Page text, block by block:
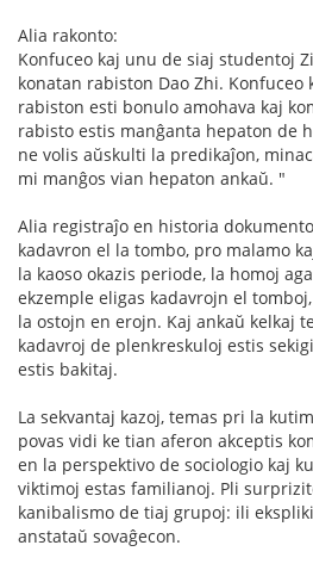
Alia rakonto:
Konfuceo kaj unu de siaj studentoj
konatan rabiston Dao Zhi. Konfuceo
rabiston esti bonulo amohava kaj
rabisto estis manĝanta hepaton de
ne volis aŭskulti la predikaĵon,
mi manĝos vian hepaton ankaŭ. "
Alia registraĵo en historia
kadavron el la tombo, pro malamo
la kaoso okazis periode, la homoj
ekzemple eligas kadavrojn el
la ostojn en erojn. Kaj ankaŭ kelkaj
kadavroj de plenkreskuloj estis
estis bakitaj.
La sekvantaj kazoj, temas pri la
povas vidi ke tian aferon akceptis
en la perspektivo de sociologio kaj
viktimoj estas familianoj. Pli
kanibalismo de tiaj grupoj: ili
anstataŭ sovaĝecon.